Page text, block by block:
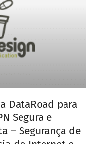
DataRoad para
Segura e
– Segurança de